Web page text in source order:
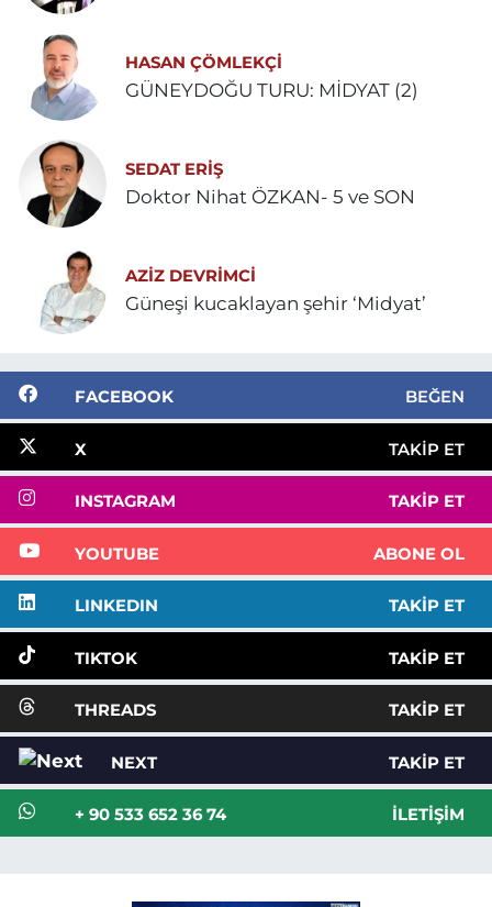
HASAN ÇÖMLEKÇİ
GÜNEYDOĞU TURU: MİDYAT (2)
SEDAT ERİŞ
Doktor Nihat ÖZKAN- 5 ve SON
AZIZ DEVRIMCI
Güneşi kucaklayan şehir ‘Midyat’
FACEBOOK BEĞEN
X TAKIP ET
INSTAGRAM TAKIP ET
YOUTUBE ABONE OL
LINKEDIN TAKIP ET
TIKTOK TAKIP ET
THREADS TAKIP ET
NEXT TAKIP ET
+ 90 533 652 36 74 İLETIŞIM